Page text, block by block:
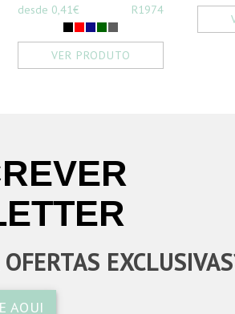
desde 0,41€
R1974
VER PRODUTO
AQUI